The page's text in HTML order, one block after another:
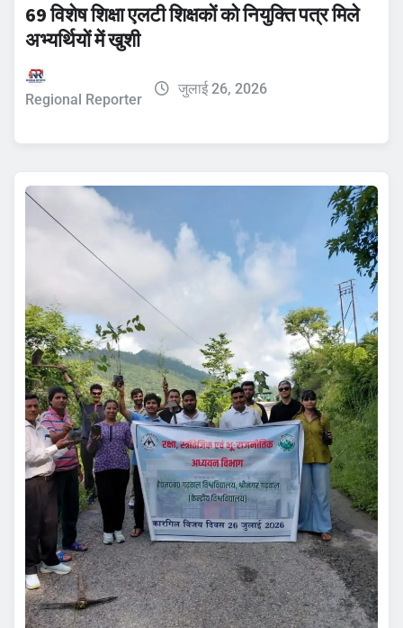
69 विशेष शिक्षा एलटी शिक्षकों को नियुक्ति पत्र मिले
अभ्यर्थियों में खुशी
Regional Reporter
जुलाई 26, 2026